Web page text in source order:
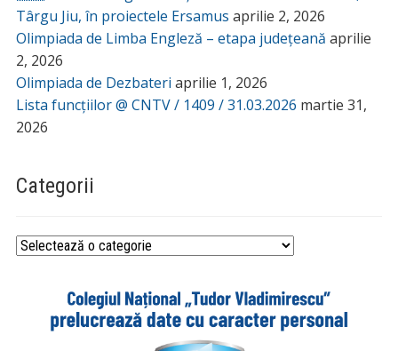
Târgu Jiu, în proiectele Ersamus aprilie 2, 2026
Olimpiada de Limba Engleză – etapa județeană aprilie
2, 2026
Olimpiada de Dezbateri aprilie 1, 2026
Lista funcțiilor @ CNTV / 1409 / 31.03.2026 martie 31,
2026
Categorii
Categorii